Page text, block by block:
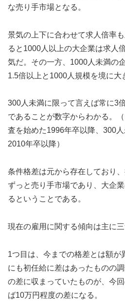
な売り手市場となる。
景気の上下に合わせて求人倍率
ると1000人以上の大企業は求人
気だ。その一方、1000人未満の
1.5倍以上と1000人規模を境に大
300人未満に限って言えば常に3
であることが数字からわかる。
査を始めた1996年卒以降、300
2010年卒以降）
条件格差は元から存在しており
ずっと売り手市場であり、大企
るということである。
現在の雇用に関する傾向は主に三
1つ目は、今までの格差とは額が
にも初任給に差はあったものの
の差に収まっていたものが、今
ば10万円程度の差になる。